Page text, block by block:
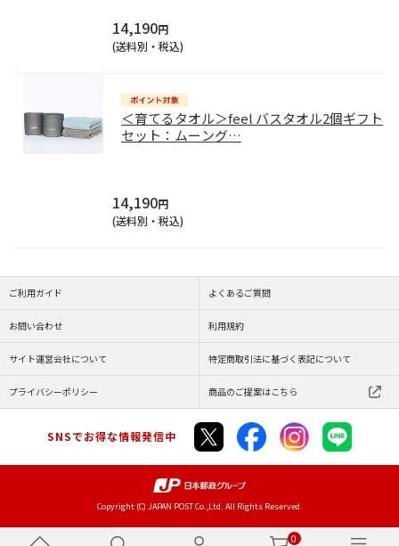
0
14,190円
(送料別・税込)
＜育てるタオル＞feel バスタオル2個ギフト
セット：ムーング…
14,190円
(送料別・税込)
ご利用ガイド よくあるご質問
お問い合わせ 利用規約
サイト運営会社について 特定商取引法に基づく表記について
プライバシーポリシー 商品のご提案はこちら
SNSでお得な情報発信中
Copyright (C) JAPAN POST Co.,Ltd. All Rights Reserved.